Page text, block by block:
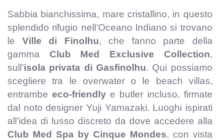
Sabbia bianchissima, mare cristallino, in questo
splendido rifugio nell’Oceano Indiano si trovano
le Ville di Finolhu, che fanno parte della
gamma Club Med Exclusive Collection,
sull’isola privata di Gasfinolhu. Qui possiamo
scegliere tra le overwater o le beach villas,
entrambe eco-friendlye butler incluso, firmate
dal noto designer Yuji Yamazaki. Luoghi ispirati
all’idea di lusso discreto da dove accedere alla
Club Med Spa by Cinque Mondes, con vista